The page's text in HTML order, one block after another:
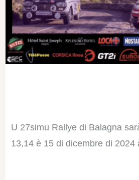
U 27simu Rallye di Balagna
13,14 è 15 di dicembre di 2024